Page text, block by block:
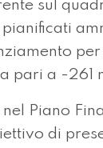
sul
per
pari a -261
Piano
di